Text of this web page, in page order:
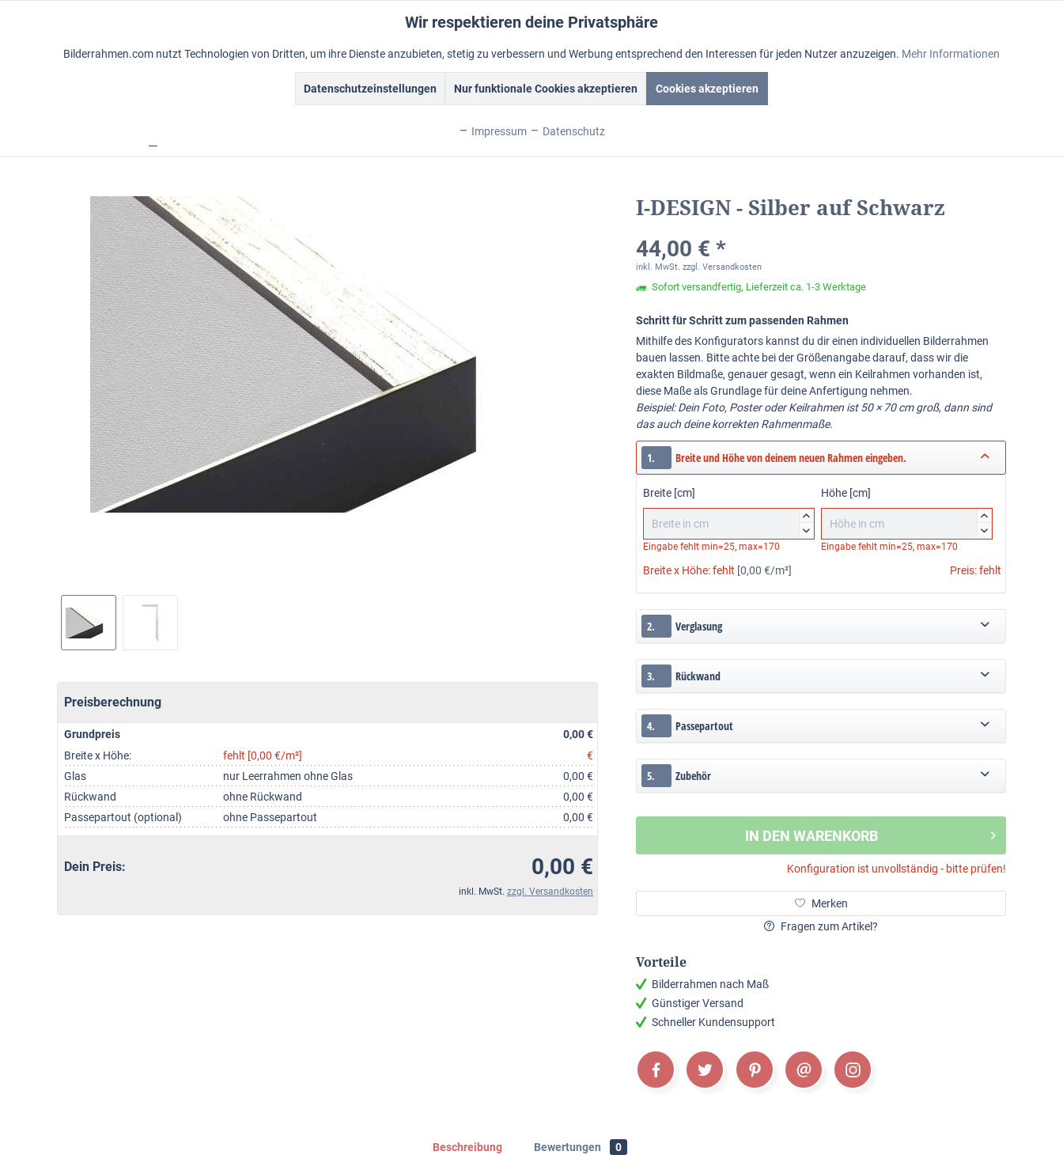
Vintagerahmen Barockrahmen Schattenfugenrahmen Fotorahmen Aluminiumrahmen
Preisberechnung
Grundpreis
0,00 €
Breite x Höhe:
fehlt [0,00 €/m²]
€
Glas
nur Leerrahmen ohne Glas
0,00 €
Rückwand
ohne Rückwand
0,00 €
Passepartout (optional)
ohne Passepartout 0,00 €
Dein Preis: 0,00 €
inkl. MwSt. zzgl. Versandkosten
I-DESIGN - Silber auf Schwarz
44,00 € *
inkl. MwSt. zzgl. Versandkosten
Sofort versandfertig, Lieferzeit ca. 1-3 Werktage
Schritt für Schritt zum passenden Rahmen
Mithilfe des Konfigurators kannst du dir einen individuellen Bilderrahmen
bauen lassen. Bitte achte bei der Größenangabe darauf, dass wir die
exakten Bildmaße, genauer gesagt, wenn ein Keilrahmen vorhanden ist,
diese Maße als Grundlage für deine Anfertigung nehmen.
Beispiel: Dein Foto, Poster oder Keilrahmen ist 50 × 70 cm groß, dann sind
das auch deine korrekten Rahmenmaße.
1. Breite und Höhe von deinem neuen Rahmen eingeben.
Breite [cm]


Höhe [cm]


Eingabe fehlt min=25, max=170 Eingabe fehlt min=25, max=170
Breite x Höhe:fehlt [0,00 €/m²] Preis:fehlt
2. Verglasung
3. Rückwand
4. Passepartout
5. Zubehör
IN DEN WARENKORB
Konfiguration ist unvollständig - bitte prüfen!
Merken
Fragen zum Artikel?
Vorteile
Bilderrahmen nach Maß
Günstiger Versand
Schneller Kundensupport
Beschreibung Bewertungen 0
Service Inaktiv
Wir respektieren deine Privatsphäre
Bilderrahmen.com nutzt Technologien von Dritten, um ihre Dienste anzubieten, stetig zu verbessern und Werbung entsprechend den Interessen für jeden Nutzer anzuzeigen. Mehr Informationen
Datenschutzeinstellungen Nur funktionale Cookies akzeptieren Cookies akzeptieren
Impressum Datenschutz